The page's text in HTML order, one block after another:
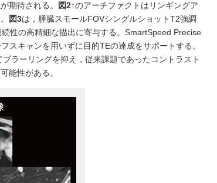
期待される。
図2↑のアーチファクトはリンギングア
図3は，膵臓スモールFOVシングルショットT2強調
性の高精細な描出に寄与する。SmartSpeed Precise
スキャンを用いずに目的TEの達成をサポートする。
ラーリングを抑え，従来課題であったコントラスト
能性がある。